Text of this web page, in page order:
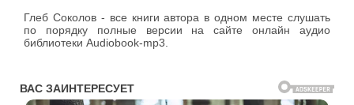
Глеб Соколов - все книги автора в одном месте слушать
по порядку полные версии на сайте онлайн аудио
библиотеки Audiobook-mp3.